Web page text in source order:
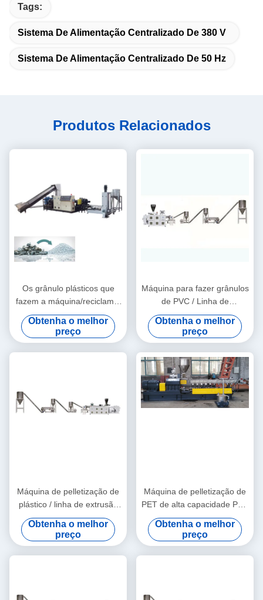
Tags:
Sistema De Alimentação Centralizado De 380 V
Sistema De Alimentação Centralizado De 50 Hz
Produtos Relacionados
Os grânulo plásticos que
fazem a máquina/reciclam a
máquina da pelotização
Obtenha o melhor
preço
Máquina para fazer grânulos
de PVC / Linha de
pelotização de PVC
Obtenha o melhor
preço
Máquina de pelletização de
plástico / linha de extrusão
de grânulos de PVC
Obtenha o melhor
preço
Máquina de pelletização de
PET de alta capacidade PVC
reciclar extrusora de
parafuso duplo Linha de
pelletização de fios de
lavagem de água
Obtenha o melhor
preço